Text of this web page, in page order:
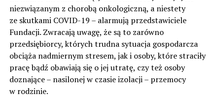
niezwiązanym z chorobą onkologiczną, a niestety
ze skutkami COVID-19 – alarmują przedstawiciele
Fundacji. Zwracają uwagę, że są to zarówno
przedsiębiorcy, których trudna sytuacja gospodarcza
obciąża nadmiernym stresem, jak i osoby, które straciły
pracę bądź obawiają się o jej utratę, czy też osoby
doznające – nasilonej w czasie izolacji – przemocy
w rodzinie.